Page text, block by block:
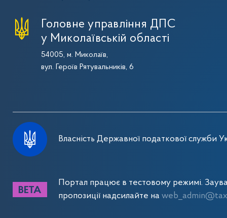
Головне управління ДПС
у Миколаївській області
54005, м. Миколаїв,
вул. Героїв Рятувальників, 6
Власність Державної податкової служби
Портал працює в тестовому режимі.
пропозиції надсилайте на